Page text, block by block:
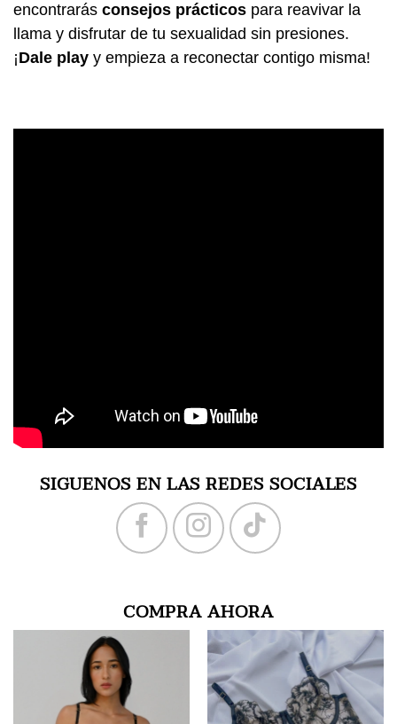
encontrarás consejos prácticos para reavivar la
llama y disfrutar de tu sexualidad sin presiones.
¡Dale play y empieza a reconectar contigo misma!
SIGUENOS EN LAS REDES SOCIALES
COMPRA AHORA